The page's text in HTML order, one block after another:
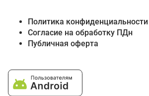
Политика конфиденциальности
Согласие на обработку ПДн
Публичная оферта